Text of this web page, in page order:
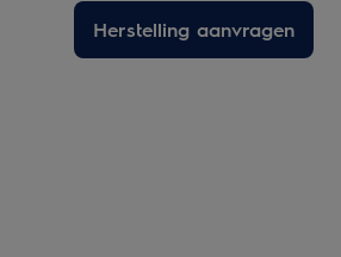
Herstelling aanvragen